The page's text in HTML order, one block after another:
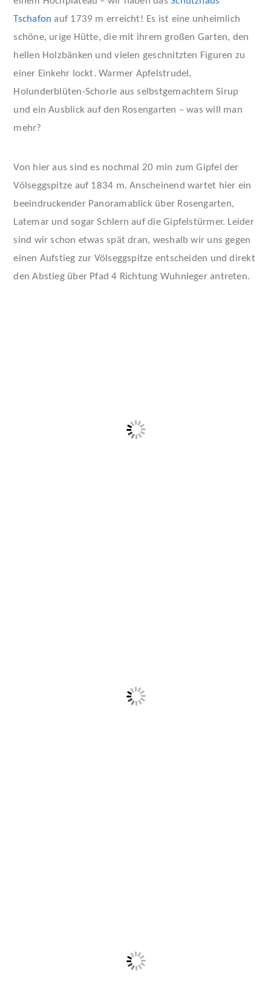
Tschafon auf 1739 m erreicht! Es ist eine unheimlich
schöne, urige Hütte, die mit ihrem großen Garten, den
hellen Holzbänken und vielen geschnitzten Figuren zu
einer Einkehr lockt. Warmer Apfelstrudel,
Holunderblüten-Schorle aus selbstgemachtem Sirup
und ein Ausblick auf den Rosengarten – was will man
mehr?
Von hier aus sind es nochmal 20 min zum Gipfel der
Völseggspitze auf 1834 m. Anscheinend wartet hier ein
beeindruckender Panoramablick über Rosengarten,
Latemar und sogar Schlern auf die Gipfelstürmer. Leider
sind wir schon etwas spät dran, weshalb wir uns gegen
einen Aufstieg zur Völseggspitze entscheiden und direkt
den Abstieg über Pfad 4 Richtung Wuhnleger antreten.